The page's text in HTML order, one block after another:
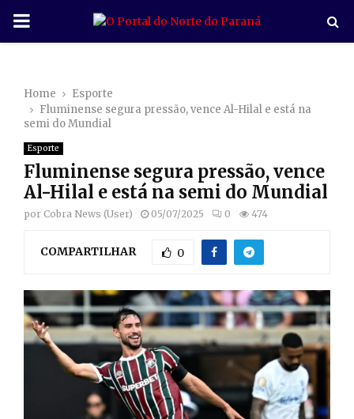
P
M
A
M
Home
Esporte
Fluminense segura pressão, vence Al-Hilal e está na
semi do Mundial
Esporte
Fluminense segura pressão, vence
Al-Hilal e está na semi do Mundial
por Cobra News (User) 05/07/2025 0 474
COMPARTILHAR 0